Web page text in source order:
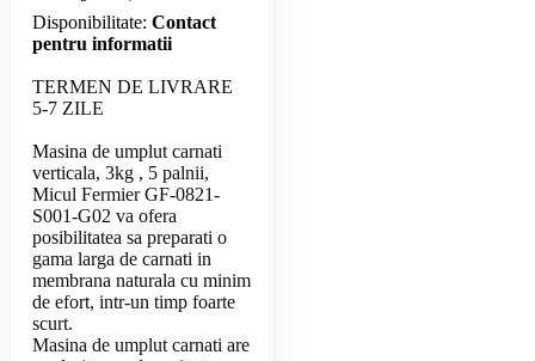
Disponibilitate: Contact
pentru informatii
TERMEN DE LIVRARE
5-7 ZILE
Masina de umplut carnati
verticala, 3kg , 5 palnii,
Micul Fermier GF-0821-
S001-G02 va ofera
posibilitatea sa preparati o
gama larga de carnati in
membrana naturala cu minim
de efort, intr-un timp foarte
scurt.
Masina de umplut carnati are